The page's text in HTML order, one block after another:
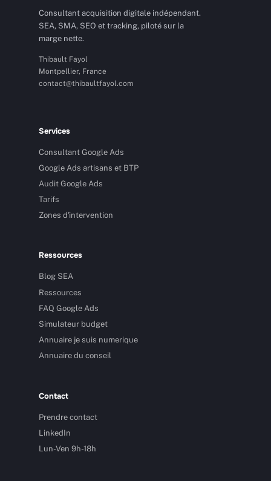
Consultant acquisition digitale indépendant.
SEA, SMA, SEO et tracking, piloté sur la
marge nette.
Thibault Fayol
Montpellier, France
contact@thibaultfayol.com
Services
Consultant Google Ads
Google Ads artisans et BTP
Audit Google Ads
Tarifs
Zones d'intervention
Ressources
Blog SEA
Ressources
FAQ Google Ads
Simulateur budget
Annuaire je suis numerique
Annuaire du conseil
Contact
Prendre contact
LinkedIn
Lun-Ven 9h-18h